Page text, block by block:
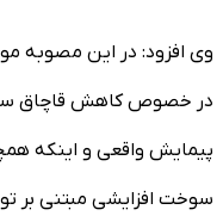
وی افزود: در این مصوبه
در خصوص کاهش قاچاق
پیمایش واقعی و اینکه
سوخت افزایشی مبتنی بر